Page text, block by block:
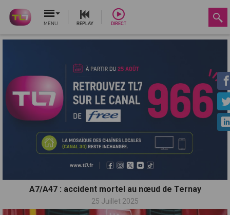
MENU REPLAY DIRECT
A7/A47 : accident mortel au nœud de Ternay
25 Juillet 2025